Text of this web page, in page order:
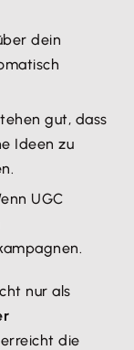
dein
gut, dass
Ideen zu
UGC
nur als
die